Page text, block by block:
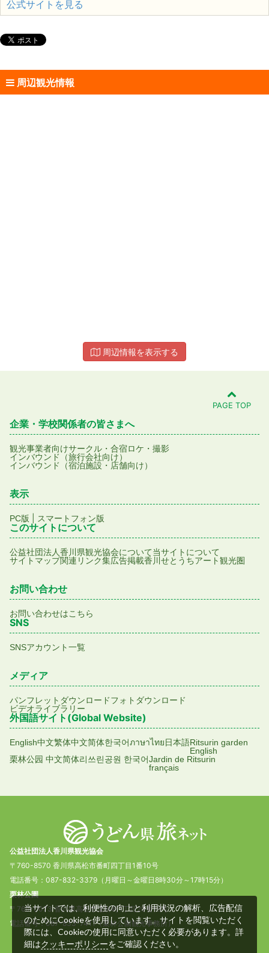
公式サイトを見る
周辺観光情報
周辺情報を表示する
PAGE TOP
企業・学校関係者の皆さまへ
観光事業者向けサークル・合宿ロケ・撮影
インバウンド（旅行会社向け）
インバウンド（宿泊施設・店舗向け）
表示
PC版 スマートフォン版
このサイトについて
公益社団法人香川県観光協会について当サイトについて
サイトマップ関連リンク集広告掲載香川せとうちアート観光圏
お問い合わせ
お問い合わせはこちら
SNS
SNSアカウント一覧
メディア
パンフレットダウンロードフォトダウンロード
ビデオライブラリー
外国語サイト(Global Website)
English中文繁体中文简体한국어ภาษาไทย日本語Ritsurin garden
English
栗林公园 中文简体리쓰린공원 한국어Jardin de Ritsurin
français
公益社団法人香川県観光協会
〒760-8570 香川県高松市番町四丁目1番10号
電話番号：087-832-3379（月曜日～金曜日8時30分～17時15分）
栗林公園
〒760-0073 香川県高松市栗林町1丁目20番16号
電話番号：087-833-7411（栗林公園観光事務所）
当サイトでは、利便性の向上と利用状況の解析、広告配信
のためにCookieを使用しています。サイトを閲覧いただく
際には、Cookieの使用に同意いただく必要があります。詳
細はクッキーポリシーをご確認ください。